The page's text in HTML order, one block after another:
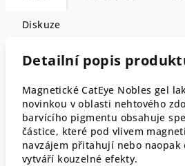
Diskuze
Detailní popis
Magnetické CatEye Nobles gel
novinkou v oblasti nehtového
barvícího pigmentu obsahuje
částice, které pod vlivem
navzájem přitahují nebo naopak
vytváří kouzelné efekty.